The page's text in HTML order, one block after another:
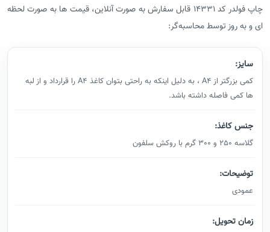
چاپ فولدر کد 14331 قابل سفارش به‌ صورت آنلاین، قیمت ‌ها به ‌صورت لحظه‌
ای و به‌ روز توسط محاسبه‌گر:
سایز:
کمی بزرگتر از A4 ، به دلیل اینکه به راحتی بتوان کاغذ A4 را قرارداد و از لبه
ها کمی فاصله داشته باشد.
جنس کاغذ:
گلاسه 250 و 300 گرم با روکش سلفون
توضیحات:
عمودی
زمان تحویل: